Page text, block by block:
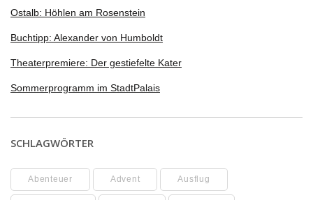
Ostalb: Höhlen am Rosenstein
Buchtipp: Alexander von Humboldt
Theaterpremiere: Der gestiefelte Kater
Sommerprogramm im StadtPalais
SCHLAGWÖRTER
Abenteuer Advent Ausflug